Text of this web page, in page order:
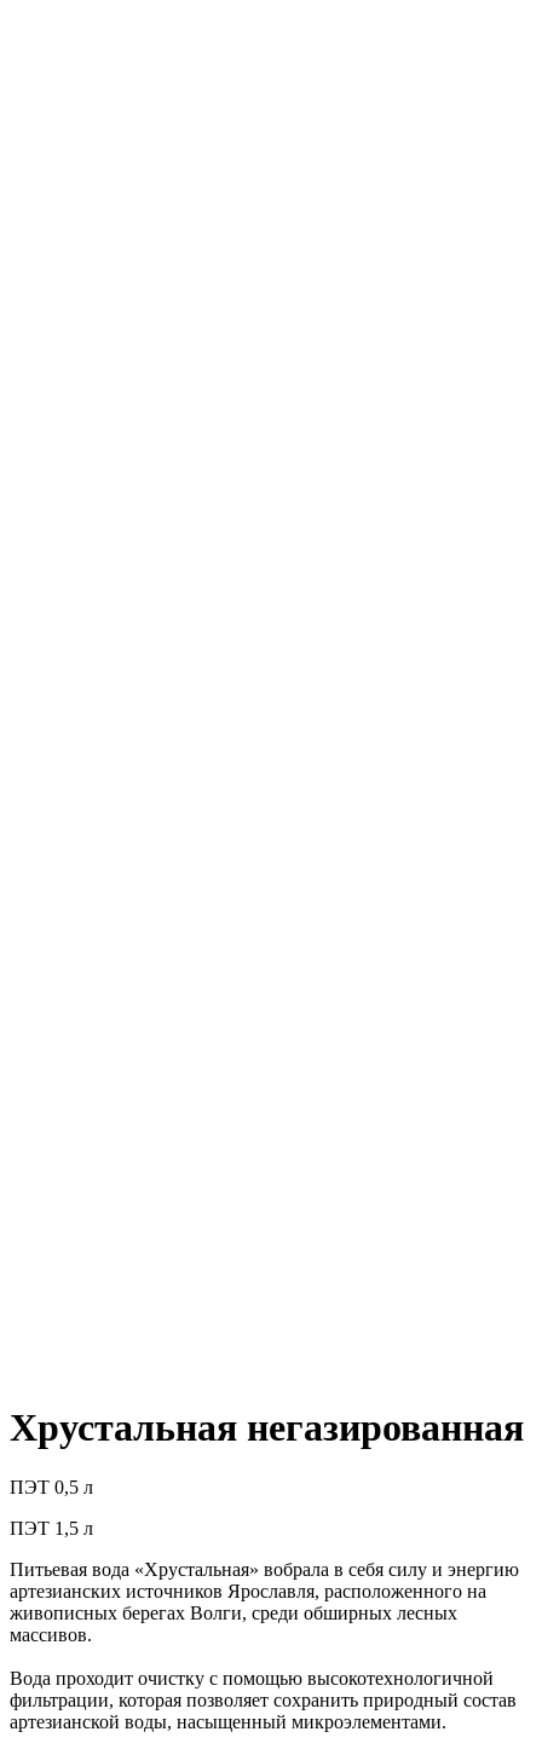
Хрустальная негазированная
ПЭТ 0,5 л
ПЭТ 1,5 л
Питьевая вода «Хрустальная» вобрала в себя силу и энергию
артезианских источников Ярославля, расположенного на
живописных берегах Волги, среди обширных лесных
массивов.
Вода проходит очистку с помощью высокотехнологичной
фильтрации, которая позволяет сохранить природный состав
артезианской воды, насыщенный микроэлементами.